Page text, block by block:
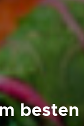
besten